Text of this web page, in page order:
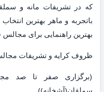
که در تشریفات مانه و
باتجربه و ماهر بهترین
بهترین راهنمایی برای
ظروف کرایه و تشریفات
(برگزاری صفر تا صد
سملقان(آشخانه))